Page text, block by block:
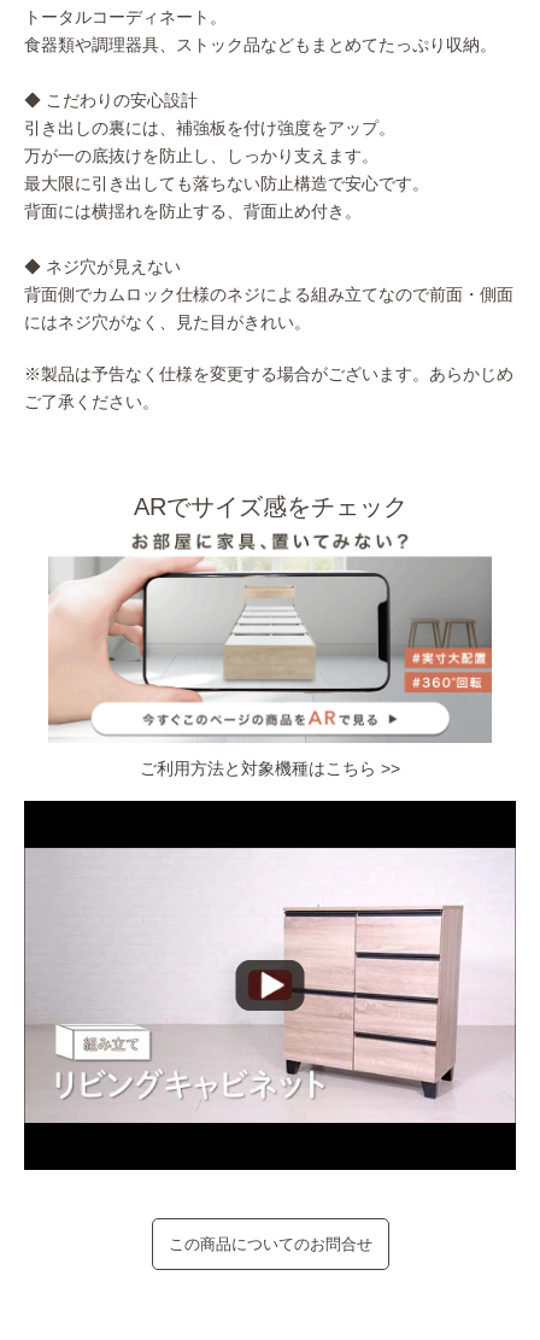
トータルコーディネート。
食器類や調理器具、ストック品などもまとめてたっぷり収納。
◆ こだわりの安心設計
引き出しの裏には、補強板を付け強度をアップ。
万が一の底抜けを防止し、しっかり支えます。
最大限に引き出しても落ちない防止構造で安心です。
背面には横揺れを防止する、背面止め付き。
◆ ネジ穴が見えない
背面側でカムロック仕様のネジによる組み立てなので前面・側面
にはネジ穴がなく、見た目がきれい。
※製品は予告なく仕様を変更する場合がございます。あらかじめ
ご了承ください。
ARでサイズ感をチェック
ご利用方法と対象機種はこちら >>
この商品についてのお問合せ